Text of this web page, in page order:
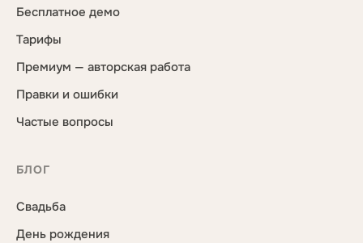
Бесплатное демо
Тарифы
Премиум — авторская работа
Правки и ошибки
Частые вопросы
БЛОГ
Свадьба
День рождения